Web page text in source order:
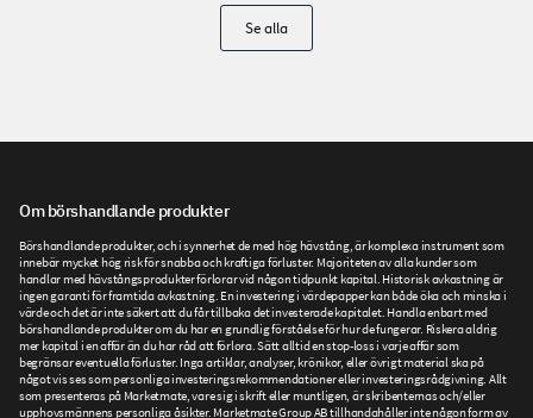
Se alla
Om börshandlande produkter
Börshandlande produkter, och i synnerhet de med hög hävstång, är komplexa instrument som
innebär mycket hög risk för snabba och kraftiga förluster. Majoriteten av alla kunder som
handlar med hävstångsprodukter förlorar vid någon tidpunkt kapital. Historisk avkastning är
ingen garanti för framtida avkastning. En investering i värdepapper kan både öka och minska i
värde och det är inte säkert att du får tillbaka det investerade kapitalet. Handla enbart med
börshandlande produkter om du har en grundlig förståelse för hur de fungerar. Riskera aldrig
mer kapital i en affär än du har råd att förlora. Sätt alltid en stop-loss i varje affär som
begränsar eventuella förluster. Inga artiklar, analyser, krönikor, eller övrigt material ska på
något vis ses som personliga investeringsrekommendationer eller investeringsrådgivning. Allt
som presenteras på Marketmate, vare sig i skrift eller muntligen, är skribenternas och/eller
upphovsmännens personliga åsikter. Marketmate Group AB tillhandahåller inte någon form av